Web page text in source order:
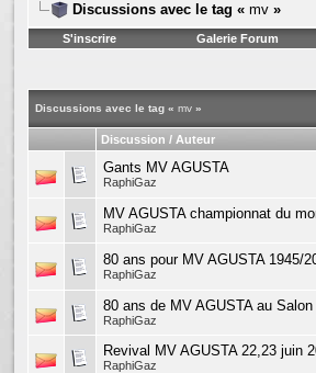
Discussions avec le tag « mv »
S'inscrire Galerie Forum
Discussions avec le tag « mv »
Discussion / Auteur
Gants MV AGUSTA
RaphiGaz
MV AGUSTA championnat du
RaphiGaz
80 ans pour MV AGUSTA 1945/
RaphiGaz
80 ans de MV AGUSTA au
RaphiGaz
Revival MV AGUSTA 22,23 juin
RaphiGaz